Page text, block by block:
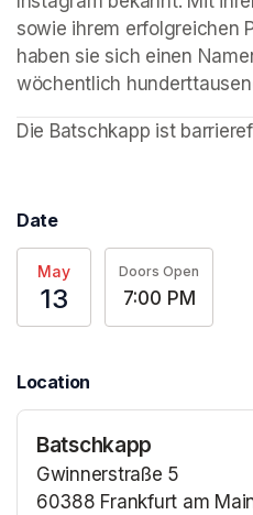
sowie ihrem erfolgreichen
haben sie sich einen
wöchentlich
Die Batschkapp ist
Date
May
13
Doors Open
7:00 PM
Location
Batschkapp
Gwinnerstraße 5
60388 Frankfurt am